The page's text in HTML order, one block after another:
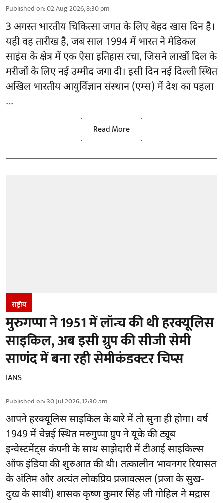
Published on:02 Aug 2026, 8:30 pm
3 अगस्त भारतीयचिकित्साजगत के लिए बेहद खास दिन है।
यही वह तारीख है, जब साल 1994 में भारत ने मेडिकल
साइंस के क्षेत्र में एक ऐसा इतिहास रचा, जिसने लाखों दिल के
मरीजों के लिए नई उम्मीद जगा दी। इसी दिन नई दिल्ली स्थित
अखिल भारतीय आयुर्विज्ञान संस्थान (एम्स) में देश का पहला
...
Read More
राष्ट्रीय
मुरुगप्पा ने 1951 में लॉन्च की थी हरक्यूलिस
साइकिल, अब इसी ग्रुप की सीजी सेमी
साणंद में बना रही सेमीकंडक्टर चिप्स
IANS
Published on:30 Jul 2026, 12:30 am
आपने हरक्यूलिस साइकिल के बारे में तो सुना ही होगा। वर्ष
1949 में चेन्नई स्थित मरुगुप्पा ग्रुप ने यूके की ट्यूब
इन्वेस्टमेंट्स कंपनी के साथ साझेदारी में टीआई साइकिल्स
ऑफ इंडिया की शुरुआत की थी। तत्कालीन भावनगर रियासत
के अंतिम और अत्यंत लोकप्रिय प्रजावत्सल (प्रजा के सुख-
दुख के साथी) शासक कृष्ण कुमार सिंह जी गोहिल ने मद्रास